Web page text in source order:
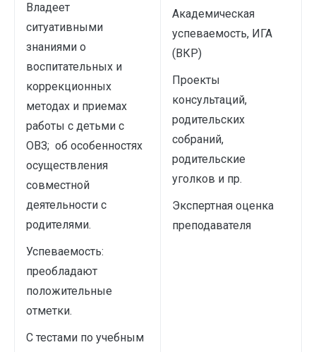
Академическая
успеваемость, ИГА
(ВКР)
Проекты
консультаций,
родительских
собраний,
родительские
уголков и пр.
Экспертная оценка
преподавателя
Владеет
ситуативными
знаниями о
воспитательных и
коррекционных
методах и приемах
работы с детьми с
ОВЗ; об особенностях
осуществления
совместной
деятельности с
родителями.
Успеваемость:
преобладают
положительные
отметки.
С тестами по учебным